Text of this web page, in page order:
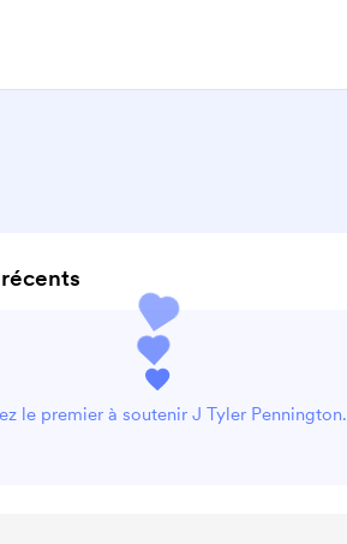
le premier à soutenir J Tyler Pennington.